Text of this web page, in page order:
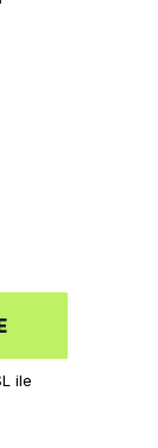
ile